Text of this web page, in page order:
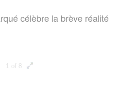
célèbre la brève réalité
1 of 8